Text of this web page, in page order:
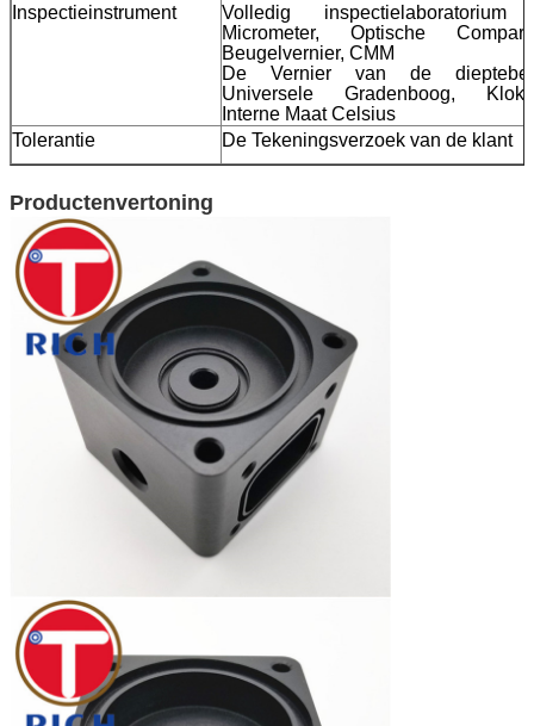
Inspectieinstrument
Volledig inspectielaboratorium
Micrometer, Optische
Beugelvernier, CMM
De Vernier van de
Universele Gradenboog,
Interne Maat Celsius
Tolerantie
De Tekeningsverzoek van de klant
Productenvertoning